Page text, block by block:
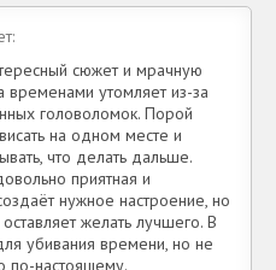
сюжет и мрачную
временами утомляет из-за
головоломок. Порой
на одном месте и
что делать дальше.
приятная и
нужное настроение, но
желать лучшего. В
убивания времени, но не
по-настоящему.